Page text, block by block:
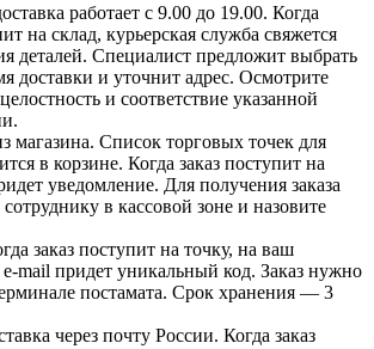
работает с 9.00 до 19.00. Когда
на склад, курьерская служба свяжется
деталей. Специалист предложит выбрать
доставки и уточнит адрес. Осмотрите
и соответствие указанной
магазина. Список торговых точек для
в корзине. Когда заказ поступит на
уведомление. Для получения заказа
сотруднику в кассовой зоне и назовите
заказ поступит на точку, на ваш
mail придет уникальный код. Заказ нужно
постамата. Срок хранения — 3
через почту России. Когда заказ